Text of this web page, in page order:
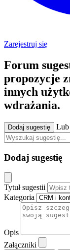
Zarejestruj się
Forum
propozycje
innych
wdrażania.
Dodaj sugestię Lub
Dodaj sugestię
Tytuł sugestii
Kategoria
Opis
Załączniki